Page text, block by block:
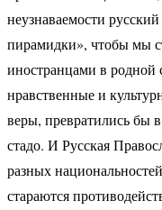
неузнаваемости
пирамидки», чтобы мы
иностранцами в родной
нравственные и
веры, превратились бы
стадо. И Русская
разных
стараются